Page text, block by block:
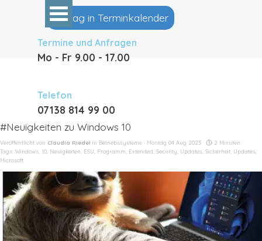
Direkt zum Seiteninhalt
Eintrag in Terminkalender
Termine und Anfragen
Mo - Fr 9.00 - 17.00
Telefon
07138 814 99 00
Menü überspringen
#Neuigkeiten zu Windows 10
Veröffentlicht von Claudia Riedel in Betriebssysteme · Montag 04 Aug 2025 ·
2 Minuten
Tags: Windows 10 Neuigkeiten ESU Programm Extended Security Updates Sicherheit Updates
Microsoft